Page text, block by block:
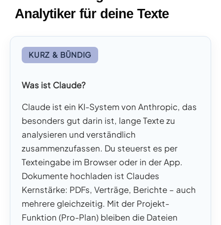
Analytiker für deine Texte
KURZ & BÜNDIG
Was ist Claude?
Claude ist ein KI-System von Anthropic, das
besonders gut darin ist, lange Texte zu
analysieren und verständlich
zusammenzufassen. Du steuerst es per
Texteingabe im Browser oder in der App.
Dokumente hochladen ist Claudes
Kernstärke: PDFs, Verträge, Berichte – auch
mehrere gleichzeitig. Mit der Projekt-
Funktion (Pro-Plan) bleiben die Dateien